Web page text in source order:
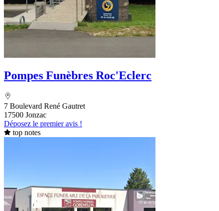
Pompes Funèbres Roc'Eclerc
7 Boulevard René Gautret
17500 Jonzac
Déposez le premier avis !
top notes